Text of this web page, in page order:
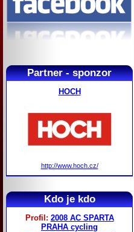
Partner - sponzor
HOCH
http://www.hoch.cz/
Kdo je kdo
Profil: 2008 AC SPARTA
PRAHA cycling